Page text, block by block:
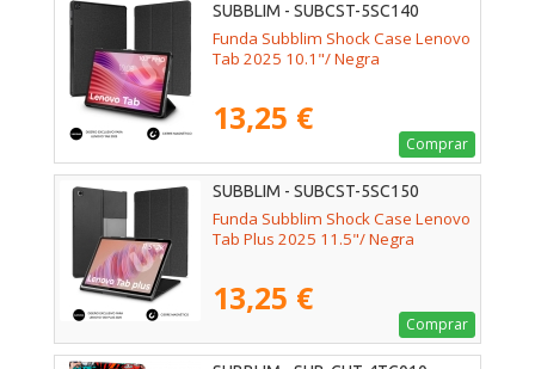
SUBBLIM - SUBCST-5SC140
Funda Subblim Shock Case Lenovo
Tab 2025 10.1"/ Negra
13,25 €
Comprar
SUBBLIM - SUBCST-5SC150
Funda Subblim Shock Case Lenovo
Tab Plus 2025 11.5"/ Negra
13,25 €
Comprar